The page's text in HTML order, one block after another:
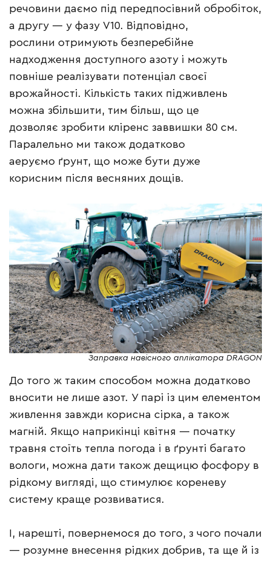
речовини даємо під передпосівний обробіток,
а другу — у фазу V10. Відповідно,
рослини отримують безперебійне
надходження доступного азоту і можуть
повніше реалізувати потенціал своєї
врожайності. Кількість таких підживлень
можна збільшити, тим більш, що це
дозволяє зробити кліренс заввишки 80 см.
Паралельно ми також додатково
аеруємо ґрунт, що може бути дуже
корисним після весняних дощів.
Заправка навісного аплікатора DRAGON
До того ж таким способом можна додатково
вносити не лише азот. У парі із цим елементом
живлення завжди корисна сірка, а також
магній. Якщо наприкінці квітня — початку
травня стоїть тепла погода і в ґрунті багато
вологи, можна дати також дещицю фосфору в
рідкому вигляді, що стимулює кореневу
систему краще розвиватися.
І, нарешті, повернемося до того, з чого почали
— розумне внесення рідких добрив, та ще й із